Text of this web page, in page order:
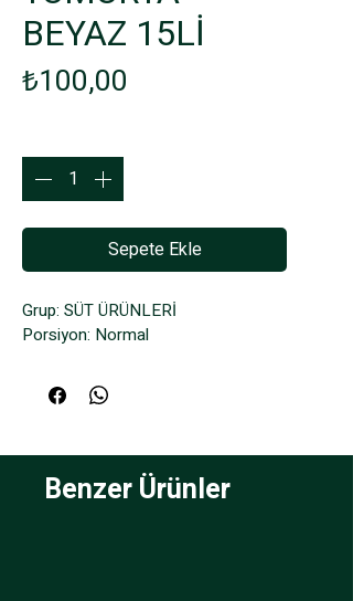
BEYAZ 15Lİ
₺100,00
Sepete Ekle
Grup: SÜT ÜRÜNLERİ
Porsiyon: Normal
Benzer Ürünler